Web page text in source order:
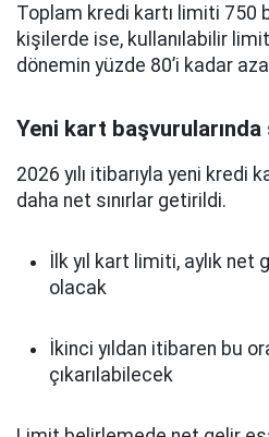
Toplam kredi kartı limiti 750
kişilerde ise, kullanılabilir
dönemin yüzde 80’i kadar
Yeni kart başvurularında
2026 yılı itibarıyla yeni kredi
daha net sınırlar getirildi.
İlk yıl kart limiti, aylık net
olacak
İkinci yıldan itibaren bu
çıkarılabilecek